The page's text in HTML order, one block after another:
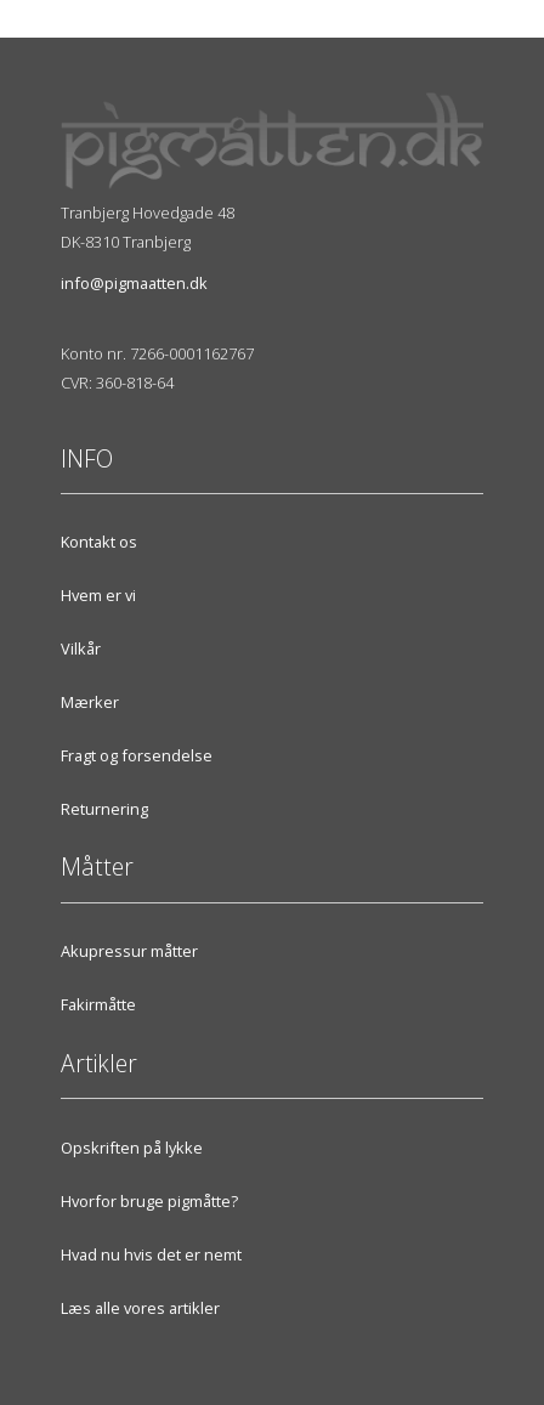
Tranbjerg Hovedgade 48
DK-8310 Tranbjerg
info@pigmaatten.dk
Konto nr. 7266-0001162767
CVR: 360-818-64
INFO
Kontakt os
Hvem er vi
Vilkår
Mærker
Fragt og forsendelse
Returnering
Måtter
Akupressur måtter
Fakirmåtte
Artikler
Opskriften på lykke
Hvorfor bruge pigmåtte?
Hvad nu hvis det er nemt
Læs alle vores artikler